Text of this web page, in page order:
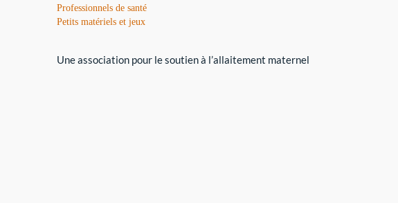
Professionnels de santé
Petits matériels et jeux
Une association pour le soutien à l’allaitement maternel